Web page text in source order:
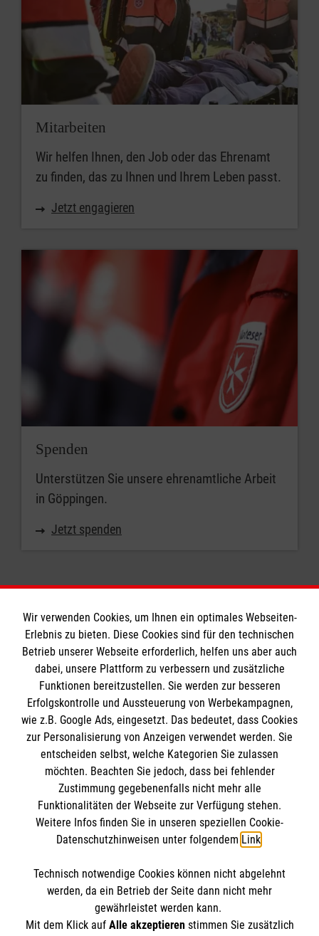
Mitarbeiten
Wir helfen Ihnen, den Job oder das Ehrenamt
zu finden, das zu Ihnen und Ihrem Leben passt.
Jetzt engagieren
Spenden
Unterstützen Sie unsere ehrenamtliche Arbeit
in Göppingen.
Jetzt spenden
Informationen
Impressum
Datenschutz
Barrierefreiheit
Kontakt
Die Malteser
Malteser in Deutschland
Malteserorden
Sharepoint
Spendenkonto
Kreissparkasse Göppingen
IBAN: DE05 6105 0000 0000 0666 42
BIC: GOPSDE6GXXX
So finden Sie uns
Wir verwenden Cookies, um Ihnen ein optimales Webseiten-
Erlebnis zu bieten. Diese Cookies sind für den technischen
Betrieb unserer Webseite erforderlich, helfen uns aber auch
dabei, unsere Plattform zu verbessern und zusätzliche
Funktionen bereitzustellen. Sie werden zur besseren
Erfolgskontrolle und Aussteuerung von Werbekampagnen,
wie z.B. Google Ads, eingesetzt. Das bedeutet, dass Cookies
zur Personalisierung von Anzeigen verwendet werden. Sie
entscheiden selbst, welche Kategorien Sie zulassen
möchten. Beachten Sie jedoch, dass bei fehlender
Zustimmung gegebenenfalls nicht mehr alle
Funktionalitäten der Webseite zur Verfügung stehen.
Weitere Infos finden Sie in unseren speziellen Cookie-
Datenschutzhinweisen unter folgendem Link.
Technisch notwendige Cookies können nicht abgelehnt
werden, da ein Betrieb der Seite dann nicht mehr
gewährleistet werden kann.
Mit dem Klick auf Alle akzeptierenstimmen Sie zusätzlich